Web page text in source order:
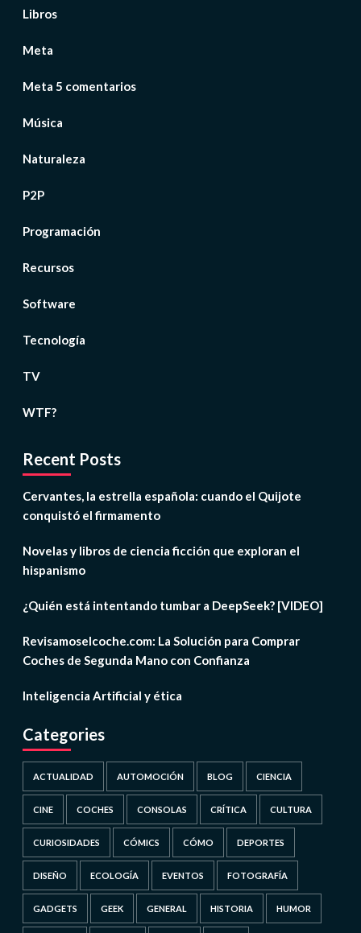
Libros
Meta
Meta 5 comentarios
Música
Naturaleza
P2P
Programación
Recursos
Software
Tecnología
TV
WTF?
Recent Posts
Cervantes, la estrella española: cuando el Quijote
conquistó el firmamento
Novelas y libros de ciencia ficción que exploran el
hispanismo
¿Quién está intentando tumbar a DeepSeek? [VIDEO]
Revisamoselcoche.com: La Solución para Comprar
Coches de Segunda Mano con Confianza
Inteligencia Artificial y ética
Categories
ACTUALIDAD AUTOMOCIÓN BLOG CIENCIA
CINE COCHES CONSOLAS CRÍTICA CULTURA
CURIOSIDADES CÓMICS CÓMO DEPORTES
DISEÑO ECOLOGÍA EVENTOS FOTOGRAFÍA
GADGETS GEEK GENERAL HISTORIA HUMOR